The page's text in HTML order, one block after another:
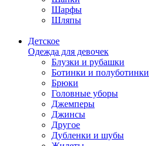
Шарфы
Шляпы
Детское
Одежда для девочек
Блузки и рубашки
Ботинки и полуботинки
Брюки
Головные уборы
Джемперы
Джинсы
Другое
Дубленки и шубы